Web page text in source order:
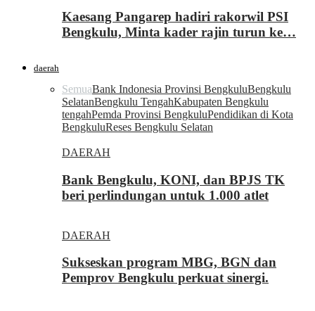
Kaesang Pangarep hadiri rakorwil PSI
Bengkulu, Minta kader rajin turun ke…
daerah
SemuaBank Indonesia Provinsi BengkuluBengkulu
SelatanBengkulu TengahKabupaten Bengkulu
tengahPemda Provinsi BengkuluPendidikan di Kota
BengkuluReses Bengkulu Selatan
DAERAH
Bank Bengkulu, KONI, dan BPJS TK
beri perlindungan untuk 1.000 atlet
DAERAH
Sukseskan program MBG, BGN dan
Pemprov Bengkulu perkuat sinergi.